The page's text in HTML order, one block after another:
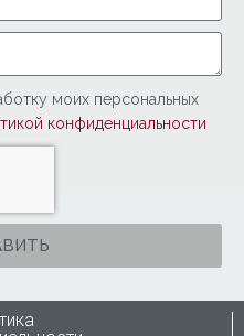
моих персональных
конфиденциальности